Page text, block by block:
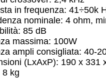
in frequenza: 41÷50k
nominale: 4 ohm,
85 dB
massima: 100W
ampli consigliata: 40-
(LxAxP): 190 x 331
8 kg